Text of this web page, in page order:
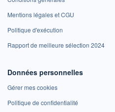
Mentions légales et CGU
Politique d'exécution
Rapport de meilleure sélection 2024
Données personnelles
Gérer mes cookies
Politique de confidentialité